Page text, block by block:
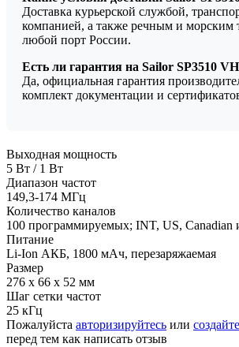
Доставка курьерской службой,
компанией, а также речным и морским
любой порт России.
Есть ли гарантия на Sailor SP3510
Да, официальная гарантия
комплект документации и
Выходная мощность
5 Вт / 1 Вт
Диапазон частот
149,3-174 МГц
Количество каналов
100 программируемых; INT, US, Canadian
Питание
Li-Ion АКБ, 1800 мАч, перезаряжаемая
Размер
276 х 66 х 52 мм
Шаг сетки частот
25 кГц
Пожалуйста авторизируйтесь или
перед тем как написать отзыв